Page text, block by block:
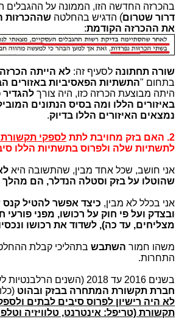
בהכרזה החדשה הזו, הממונה על ההגבלים
דרור שטרוםׂׂׂ) הדגיש בהחלטה שההכרזות
את ההכרזה הקודמת:
שורה תחתונה לסעיף זה: לא הייתה הכרזה
בתחום "התשתיות הפאסיביות באזורים
היתה מבוצעת הכרזה כזו, היה צורך להגדיר
באיזורים הללו ומה בסיס הנתונים
נמצאים האיזורים הללו בדיוק.
2. האם בזק מחויבת לתת לספקי תקשורת
לתשתיות שלה ולפרוס בתשתיות הללו
אני חושב, שכל אחד מבין, שהתשובה היא
שהוטלו על בזק וסטלה הנדלר, הם מהלך
אני בכלל לא מבין, כיצד אפשר להטיל
ובצדק ועל פי חוק על רכושו, מפני פורעי
מצליחים, עד כה), לשדוד את רכושו
משהו חמור השתבש בתהליכי קבלת
התחרות.
בשנים 2016 עד 2018 (השנים הרלבנטיות לעניין הקנסות),
חברת תקשורת המתחרה בבזק ובהוט
לא היה רישיון לפרוס סיבים לבתים
תקשורת (טריפל: אינטרנט, טלוויזיה